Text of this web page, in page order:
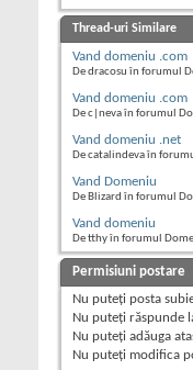
Thread-uri Similare
Vand domeniu .com
De dracosu în forumul
Vand domeniu .com
De c|neva în forumul
Vand domeniu .net
De catalindeva în
Vand Domeniu
De Blizard în forumul
Vand domeniu
De tthy în forumul
Permisiuni postare
Nu puteţi posta
Nu puteţi răspunde
Nu puteţi adăuga
Nu puteţi modifica